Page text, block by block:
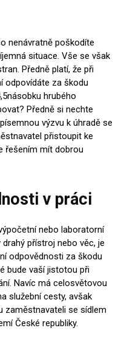
nenávratně poškodíte
situace. Vše se však
Předně platí, že při
odpovídáte za škodu
hrubého
Předně si nechte
výzvu k úhradě se
přistoupit ke
řešením mít dobrou
v práci
nebo laboratorní
přístroj nebo věc, je
odpovědnosti za škodu
bude vaší jistotou při
Navíc má celosvětovou
služební cesty, avšak
zaměstnavateli se sídlem
České republiky.